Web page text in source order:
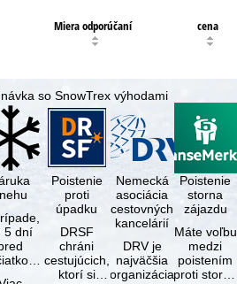
Miera odporúčaní cena
so SnowTrex výhodami
5 dní
Poistenie
proti
úpadku
DRSF
chráni
cestujúcich,
ktorí si
Nemecká
asociácia
cestovných
kancelárií
DRV je
najväčšia
organizácia
Poistenie
storna
zájazdu
Máte voľbu
medzi
poistením
proti stornu